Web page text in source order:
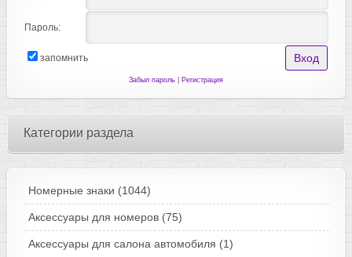
Пароль:
запомнить
Забыл пароль| Регистрация
Категории раздела
Номерные знаки (1044)
Аксессуары для номеров (75)
Аксессуары для салона автомобиля (1)